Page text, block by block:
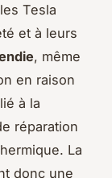
Tesla
et à leurs
, même
en raison
à la
réparation
La
donc une